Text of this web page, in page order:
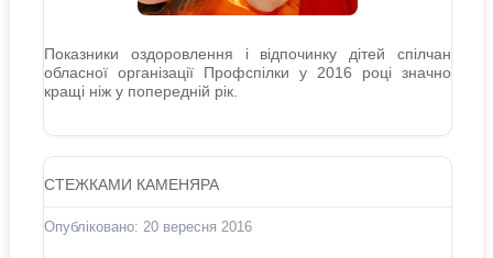
Показники оздоровлення і відпочинку дітей спілчан
обласної організації Профспілки у 2016 році значно
кращі ніж у попередній рік.
СТЕЖКАМИ КАМЕНЯРА
Опубліковано: 20 вересня 2016